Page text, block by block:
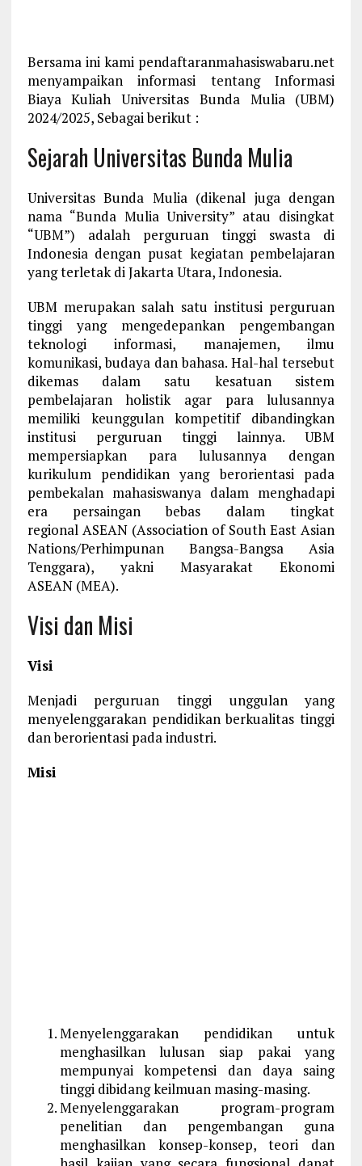
Bersama ini kami pendaftaranmahasiswabaru.net
menyampaikan informasi tentang Informasi
Biaya Kuliah Universitas Bunda Mulia (UBM)
2024/2025, Sebagai berikut :
Sejarah Universitas Bunda Mulia
Universitas Bunda Mulia (dikenal juga dengan
nama “Bunda Mulia University” atau disingkat
“UBM”) adalah perguruan tinggi swasta di
Indonesia dengan pusat kegiatan pembelajaran
yang terletak di Jakarta Utara, Indonesia.
UBM merupakan salah satu institusi perguruan
tinggi yang mengedepankan pengembangan
teknologi informasi, manajemen, ilmu
komunikasi, budaya dan bahasa. Hal-hal tersebut
dikemas dalam satu kesatuan sistem
pembelajaran holistik agar para lulusannya
memiliki keunggulan kompetitif dibandingkan
institusi perguruan tinggi lainnya. UBM
mempersiapkan para lulusannya dengan
kurikulum pendidikan yang berorientasi pada
pembekalan mahasiswanya dalam menghadapi
era persaingan bebas dalam tingkat
regional ASEAN (Association of South East Asian
Nations/Perhimpunan Bangsa-Bangsa Asia
Tenggara), yakni Masyarakat Ekonomi
ASEAN (MEA).
Visi dan Misi
Visi
Menjadi perguruan tinggi unggulan yang
menyelenggarakan pendidikan berkualitas tinggi
dan berorientasi pada industri.
Misi
Menyelenggarakan pendidikan untuk
menghasilkan lulusan siap pakai yang
mempunyai kompetensi dan daya saing
tinggi dibidang keilmuan masing-masing.
Menyelenggarakan program-program
penelitian dan pengembangan guna
menghasilkan konsep-konsep, teori dan